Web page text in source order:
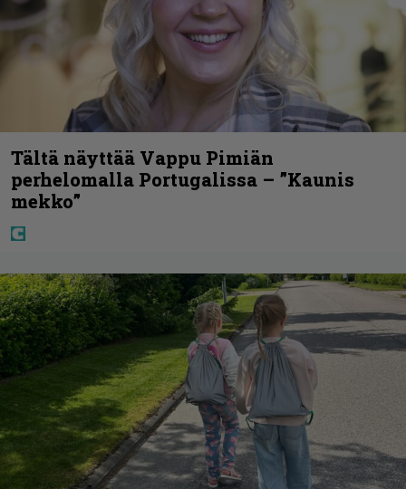
Tältä näyttää Vappu Pimiän
perhelomalla Portugalissa – ”Kaunis
mekko”